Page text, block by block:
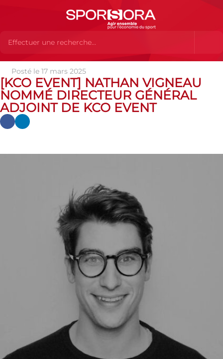
Actualités Actualités
Event] Nathan Vigneau nommé Directeur général adjoint de KCO
Event
Posté le 17 mars 2025
[KCO EVENT] NATHAN VIGNEAU
NOMMÉ DIRECTEUR GÉNÉRAL
ADJOINT DE KCO EVENT